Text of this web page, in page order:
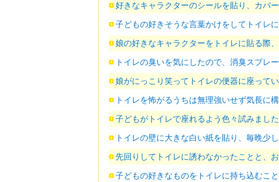
好きなキャラクターのシールを貼り、カバ
子どもの好きそうな言葉かけをしてトイレ
娘の好きなキャラクターをトイレに貼る際
トイレの臭いを気にしたので、消臭スプレ
娘がにっこり笑ってトイレの便器に座って
トイレを怖がるうちは無理強いせず気長に
子どもがトイレで座れるよう色々試みまし
トイレの壁に大きな白い紙を貼り、毎晩少
先回りしてトイレに誘わなかったことと、
子どもの好きなものをトイレに持ち込むこ